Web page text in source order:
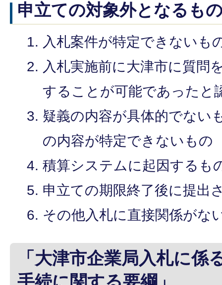
申立ての対象外となるも
入札案件が特定できないも
入札実施前に大津市に質問
することが可能であったと
疑義の内容が具体的でない
の内容が特定できないもの
積算システムに起因するも
申立ての期限終了後に提出
その他入札に直接関係がな
「大津市企業局入札に係